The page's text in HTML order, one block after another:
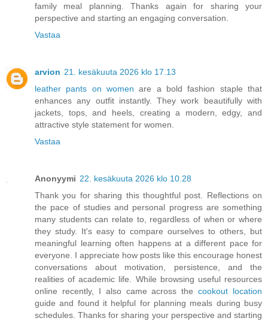
family meal planning. Thanks again for sharing your
perspective and starting an engaging conversation.
Vastaa
arvion 21. kesäkuuta 2026 klo 17.13
leather pants on women are a bold fashion staple that
enhances any outfit instantly. They work beautifully with
jackets, tops, and heels, creating a modern, edgy, and
attractive style statement for women.
Vastaa
Anonyymi 22. kesäkuuta 2026 klo 10.28
Thank you for sharing this thoughtful post. Reflections on
the pace of studies and personal progress are something
many students can relate to, regardless of when or where
they study. It's easy to compare ourselves to others, but
meaningful learning often happens at a different pace for
everyone. I appreciate how posts like this encourage honest
conversations about motivation, persistence, and the
realities of academic life. While browsing useful resources
online recently, I also came across thecookout location
guide and found it helpful for planning meals during busy
schedules. Thanks for sharing your perspective and starting